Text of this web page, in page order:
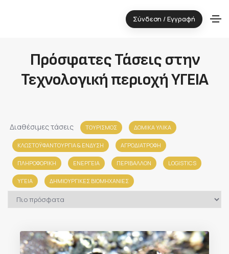
Σύνδεση / Εγγραφή
Πρόσφατες Τάσεις στην
Τεχνολογική περιοχή ΥΓΕΙΑ
Διαθέσιμες τάσεις ΤΟΥΡΙΣΜΟΣ ΔΟΜΙΚΑ ΥΛΙΚΑ
ΚΛΩΣΤΟΫΦΑΝΤΟΥΡΓΙΑ & ΈΝΔΥΣΗ ΑΓΡΟΔΙΑΤΡΟΦΗ
ΠΛΗΡΟΦΟΡΙΚΗ ΕΝΕΡΓΕΙΑ ΠΕΡΙΒΑΛΛΟΝ LOGISTICS
ΥΓΕΙΑ ΔΗΜΙΟΥΡΓΙΚΕΣ ΒΙΟΜΗΧΑΝΙΕΣ